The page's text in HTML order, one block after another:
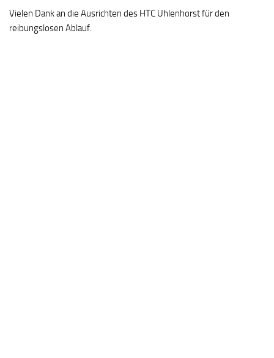
Vielen Dank an die Ausrichten des HTC Uhlenhorst für den
reibungslosen Ablauf.